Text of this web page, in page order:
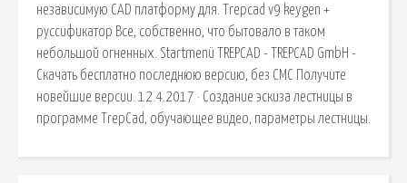
независимую CAD платформу для. Trepcad v9 keygen +
руссификатор Все, собственно, что бытовало в таком
небольшой огненных. Startmenü TREPCAD - TREPCAD GmbH -
Скачать бесплатно последнюю версию, без СМС Получите
новейшие версии. 12.4.2017 · Создание эскиза лестницы в
программе TrepCad, обучающее видео, параметры лестницы.